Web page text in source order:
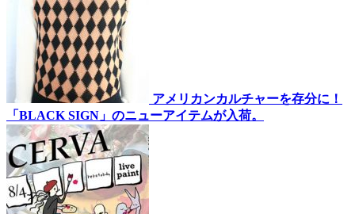
アメリカンカルチャーを存分に！
「BLACK SIGN」のニューアイテムが入荷。